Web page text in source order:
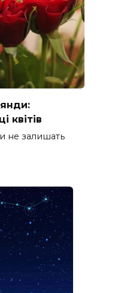
квітів
не залишать